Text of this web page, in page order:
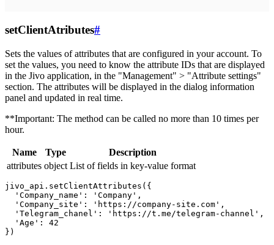
setClientAtributes#
Sets the values ​​of attributes that are configured in your account. To
set the values, you need to know the attribute IDs that are displayed
in the Jivo application, in the "Management" > "Attribute settings"
section. The attributes will be displayed in the dialog information
panel and updated in real time.
**Important: The method can be called no more than 10 times per
hour.
Name Type
Description
attributes object List of fields in key-value format
jivo_api.setClientAttributes({
  'Company_name': 'Company',
  'Company_site': 'https://company-site.com',
  'Telegram_chanel': 'https://t.me/telegram-channel',
  'Age': 42